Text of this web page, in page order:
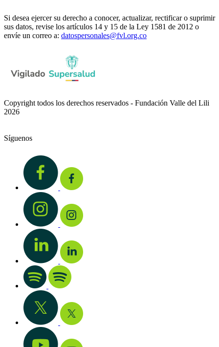
Si desea ejercer su derecho a conocer, actualizar, rectificar o suprimir
sus datos, revise los artículos 14 y 15 de la Ley 1581 de 2012 o
envíe un correo a: datospersonales@fvl.org.co
Copyright todos los derechos reservados - Fundación Valle del Lili
2026
Síguenos